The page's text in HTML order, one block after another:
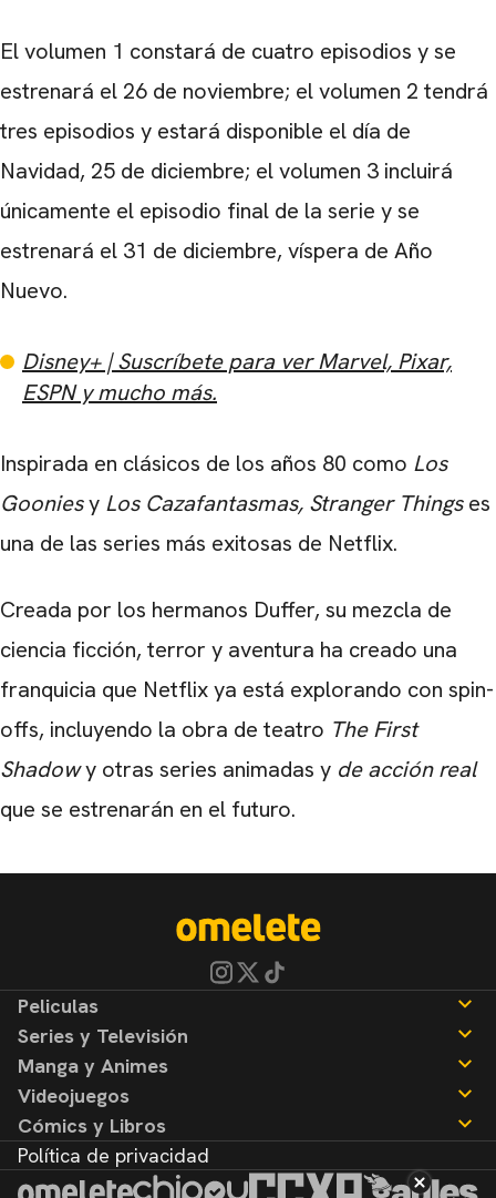
El volumen 1 constará de cuatro episodios y se
estrenará el 26 de noviembre; el volumen 2 tendrá
tres episodios y estará disponible el día de
Navidad, 25 de diciembre; el volumen 3 incluirá
únicamente el episodio final de la serie y se
estrenará el 31 de diciembre, víspera de Año
Nuevo.
Disney+ | Suscríbete para ver Marvel, Pixar,
ESPN y mucho más.
Inspirada en clásicos de los años 80 como Los
Gooniesy Los Cazafantasmas, Stranger Thingses
una de las series más exitosas de Netflix.
Creada por los hermanos Duffer, su mezcla de
ciencia ficción, terror y aventura ha creado una
franquicia que Netflix ya está explorando con spin-
offs, incluyendo la obra de teatro The First
Shadowy otras series animadas y de acción real
que se estrenarán en el futuro.
Peliculas
Noticias
Reseñas
Series y Televisión
Noticias
Reseñas
Manga y Animes
Noticias
Reseñas
Videojuegos
Noticias
Reseñas
Cómics y Libros
Noticias
Reseñas
Política de privacidad